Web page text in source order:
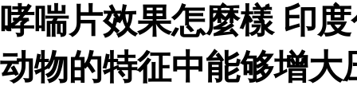
哮喘片效果怎麼樣 印
动物的特征中能够增